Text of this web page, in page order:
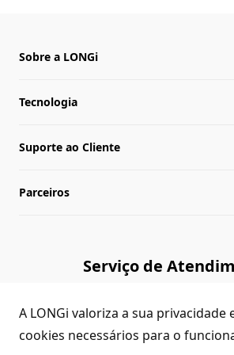
Sobre a LONGi
Sobre a LONGi
Presença Global
Lideranças
Tecnologia
Notícias da LONGi
Suporte ao Cliente
Central de download
Dúvidas Comuns
Parceiros
Serviço de
A LONGi valoriza a sua privacidade
cookies necessários para o